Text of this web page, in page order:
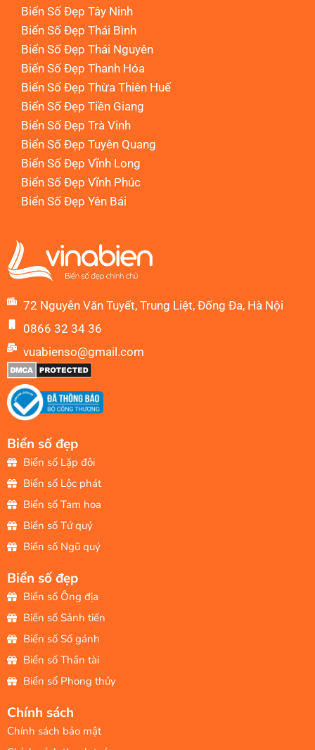
Biển Số Đẹp Tây Ninh
Biển Số Đẹp Thái Bình
Biển Số Đẹp Thái Nguyên
Biển Số Đẹp Thanh Hóa
Biển Số Đẹp Thừa Thiên Huế
Biển Số Đẹp Tiền Giang
Biển Số Đẹp Trà Vinh
Biển Số Đẹp Tuyên Quang
Biển Số Đẹp Vĩnh Long
Biển Số Đẹp Vĩnh Phúc
Biển Số Đẹp Yên Bái
72 Nguyễn Văn Tuyết, Trung Liệt, Đống Đa, Hà Nội
0866 32 34 36
vuabienso@gmail.com
Biển số đẹp
Biển số Lặp đôi
Biển số Lộc phát
Biển số Tam hoa
Biển số Tứ quý
Biển số Ngũ quý
Biển số đẹp
Biển số Ông địa
Biển số Sảnh tiến
Biển số Số gánh
Biển số Thần tài
Biển số Phong thủy
Chính sách
Chính sách bảo mật